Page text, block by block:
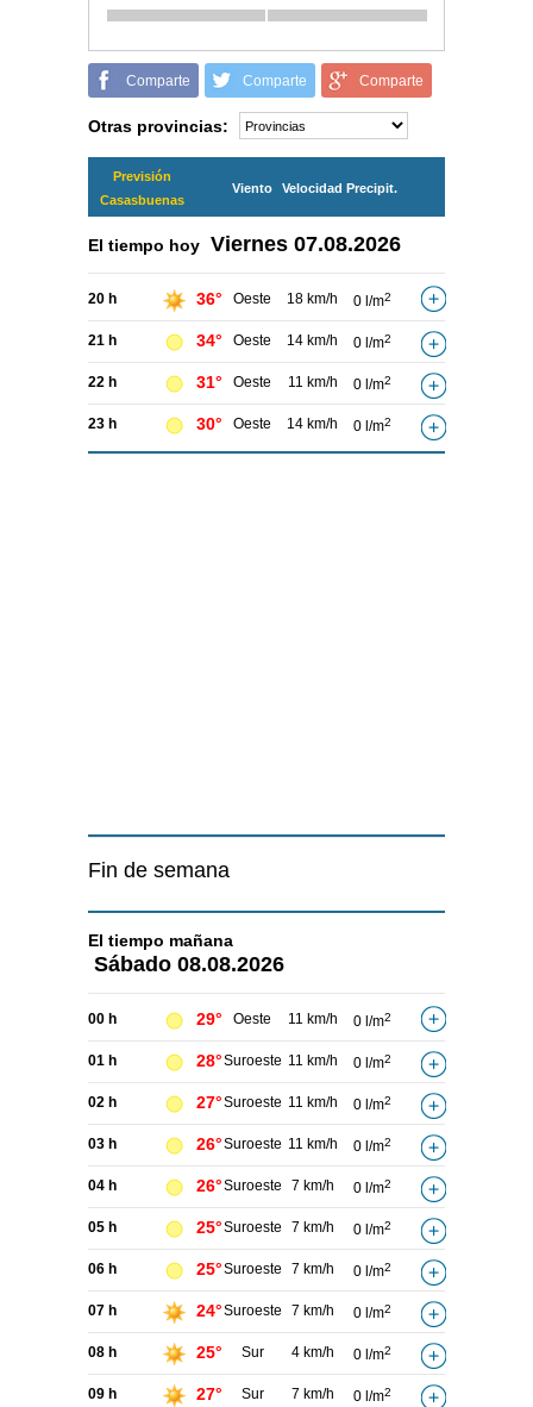
Comparte Comparte Comparte
Otras provincias:
Previsión
Casasbuenas
Viento Velocidad Precipit.
El tiempo hoy Viernes 07.08.2026
20 h 36° Oeste 18 km/h 0 l/m2
21 h 34° Oeste 14 km/h 0 l/m2
22 h 31° Oeste 11 km/h 0 l/m2
23 h 30° Oeste 14 km/h 0 l/m2
Fin de semana
El tiempo mañana
Sábado 08.08.2026
00 h 29° Oeste 11 km/h 0 l/m2
01 h 28°Suroeste 11 km/h 0 l/m2
02 h 27°Suroeste 11 km/h 0 l/m2
03 h 26°Suroeste 11 km/h 0 l/m2
04 h 26°Suroeste 7 km/h 0 l/m2
05 h 25°Suroeste 7 km/h 0 l/m2
06 h 25°Suroeste 7 km/h 0 l/m2
07 h 24°Suroeste 7 km/h 0 l/m2
08 h 25° Sur 4 km/h 0 l/m2
09 h 27° Sur 7 km/h 0 l/m2